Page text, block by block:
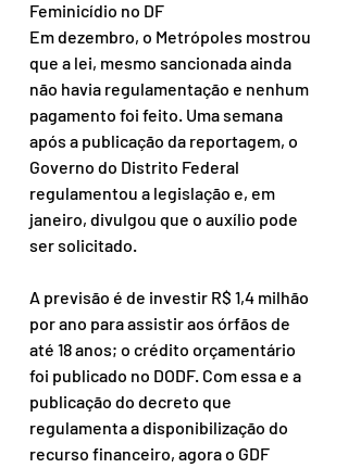
Feminicídio no DF
Em dezembro, o Metrópoles mostrou
que a lei, mesmo sancionada ainda
não havia regulamentação e nenhum
pagamento foi feito. Uma semana
após a publicação da reportagem, o
Governo do Distrito Federal
regulamentou a legislação e, em
janeiro, divulgou que o auxílio pode
ser solicitado.
A previsão é de investir R$ 1,4 milhão
por ano para assistir aos órfãos de
até 18 anos; o crédito orçamentário
foi publicado no DODF. Com essa e a
publicação do decreto que
regulamenta a disponibilização do
recurso financeiro, agora o GDF